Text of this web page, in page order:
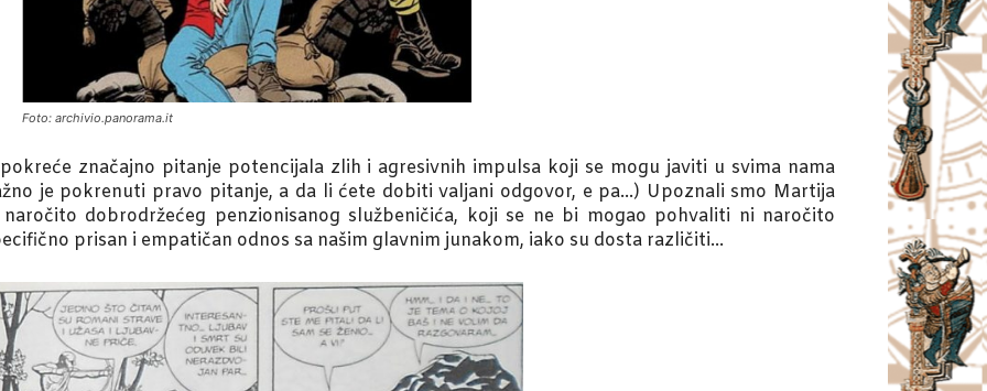
Foto: archivio.panorama.it
značajno pitanje potencijala zlih i agresivnih impulsa koji se mogu javiti u svima nama
je pokrenuti pravo pitanje, a da li ćete dobiti valjani odgovor, e pa…) Upoznali smo Martija
dobrodržećeg penzionisanog službeničića, koji se ne bi mogao pohvaliti ni naročito
prisan i empatičan odnos sa našim glavnim junakom, iako su dosta različiti…